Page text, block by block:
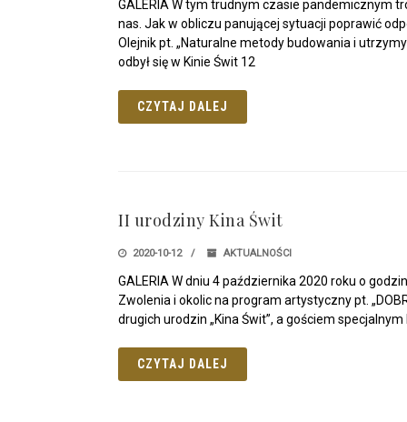
GALERIA W tym trudnym czasie pandemicznym
nas. Jak w obliczu panującej sytuacji poprawić
Olejnik pt. „Naturalne metody budowania i
odbył się w Kinie Świt 12
CZYTAJ DALEJ
II urodziny Kina Świt
2020-10-12 AKTUALNOŚCI
GALERIA W dniu 4 października 2020 roku o
Zwolenia i okolic na program artystyczny pt.
drugich urodzin „Kina Świt”, a gościem
CZYTAJ DALEJ